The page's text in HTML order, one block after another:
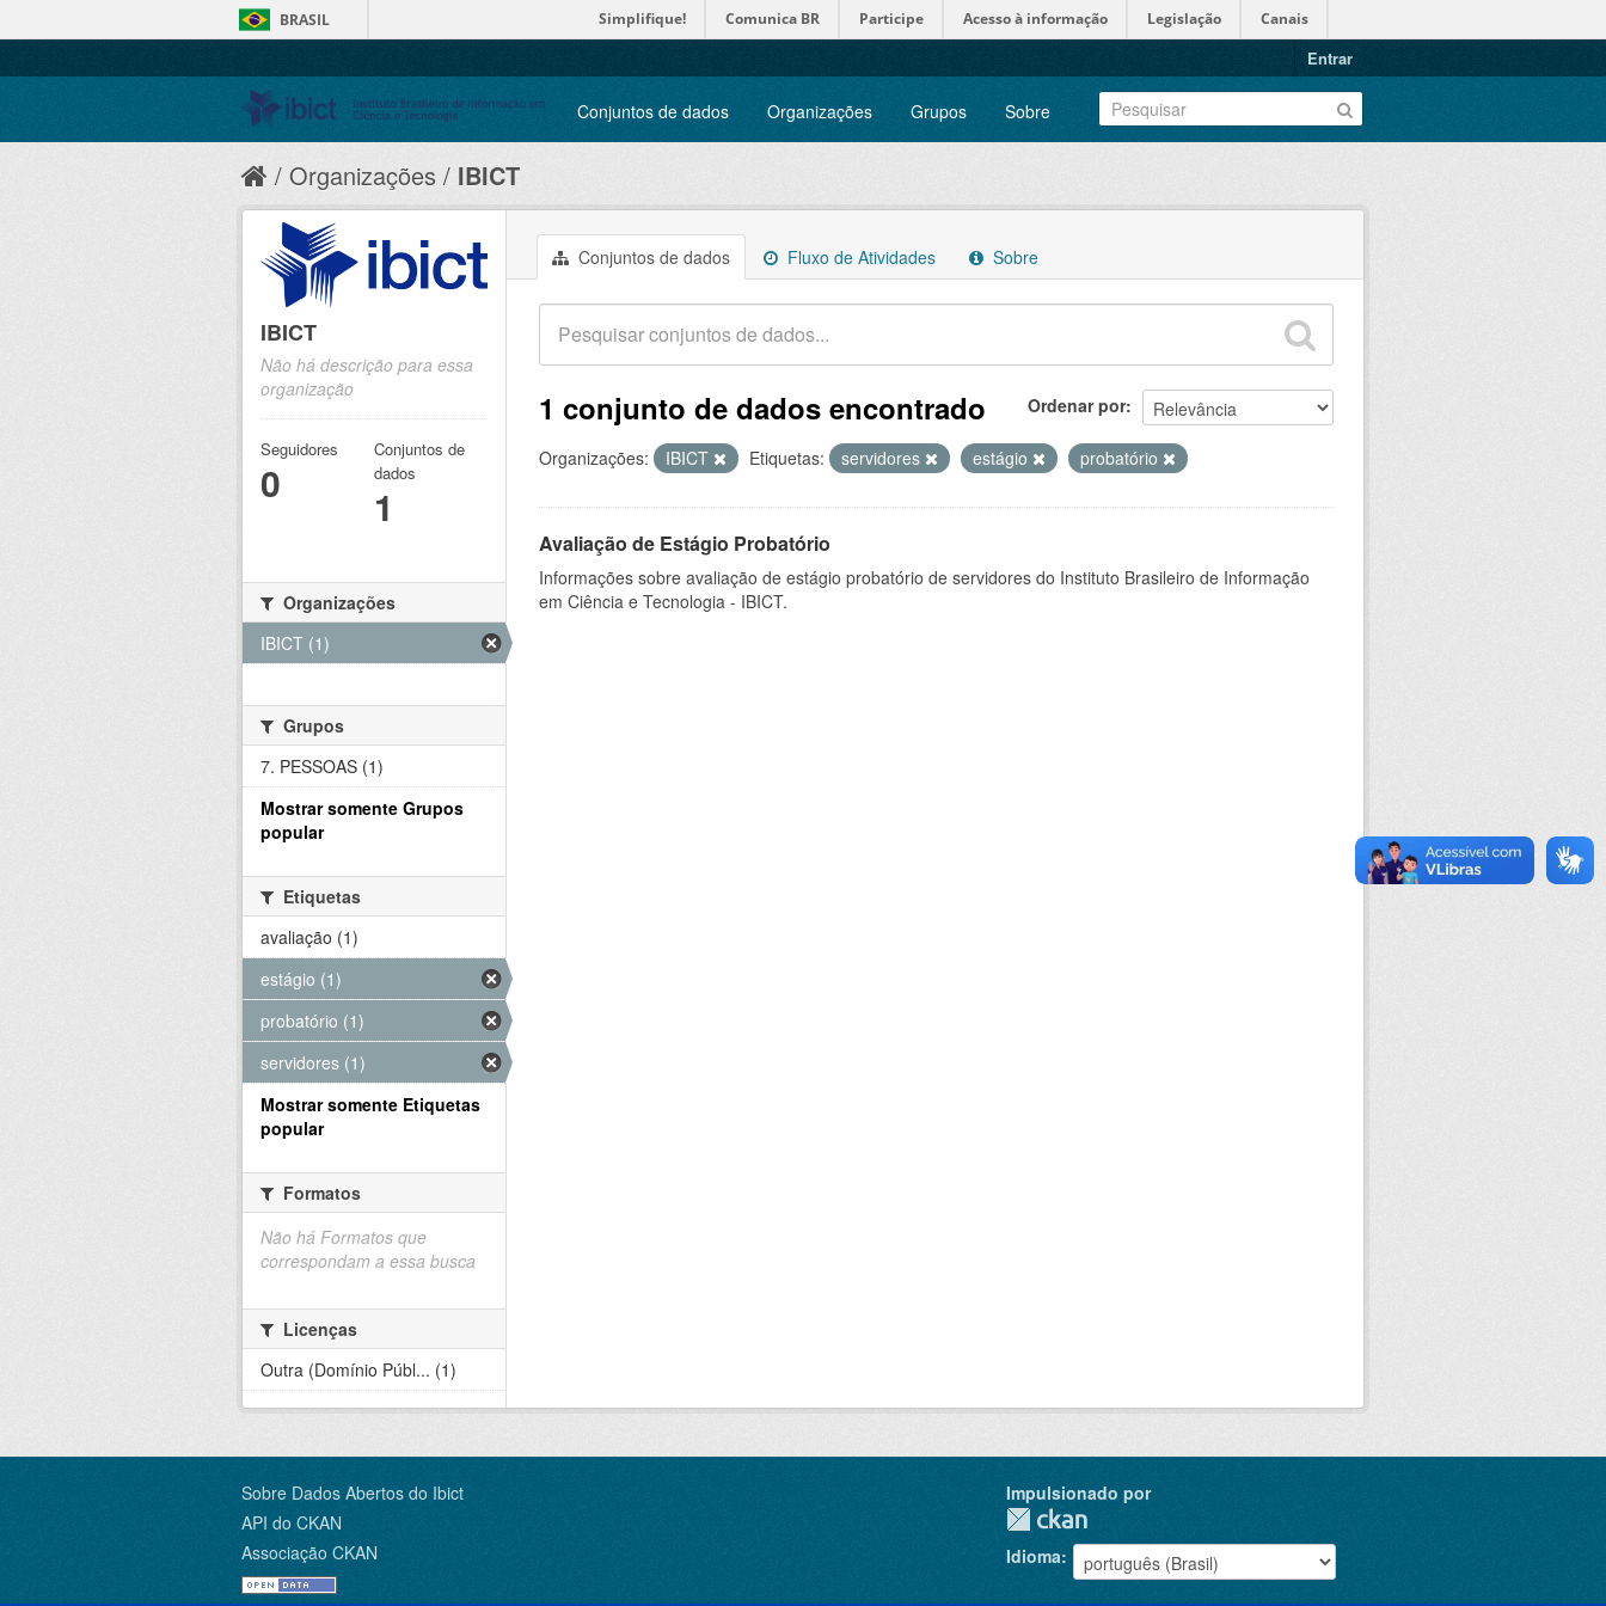
BRASIL Simplifique! Comunica BR Participe Acesso à informação Legislação Canais
Entrar
Conjuntos de dados Organizações Grupos Sobre
Organizações IBICT
Conjuntos de dados Fluxo de Atividades Sobre
Ordenar por
1 conjunto de dados encontrado
Organizações: IBICT Etiquetas: servidores estágio probatório
Avaliação de Estágio Probatório
Informações sobre avaliação de estágio probatório de servidores do Instituto Brasileiro de Informação
em Ciência e Tecnologia - IBICT.
IBICT
Não há descrição para essa
organização
Seguidores
0
Conjuntos de
dados
1
Organizações
IBICT (1)
Grupos
7. PESSOAS (1)
Mostrar somente Grupos
popular
Etiquetas
avaliação (1)
estágio (1)
probatório (1)
servidores (1)
Mostrar somente Etiquetas
popular
Formatos
Não há Formatos que
correspondam a essa busca
Licenças
Outra (Domínio Públ... (1)
Sobre Dados Abertos do Ibict
API do CKAN
Associação CKAN
Impulsionado por
Idioma